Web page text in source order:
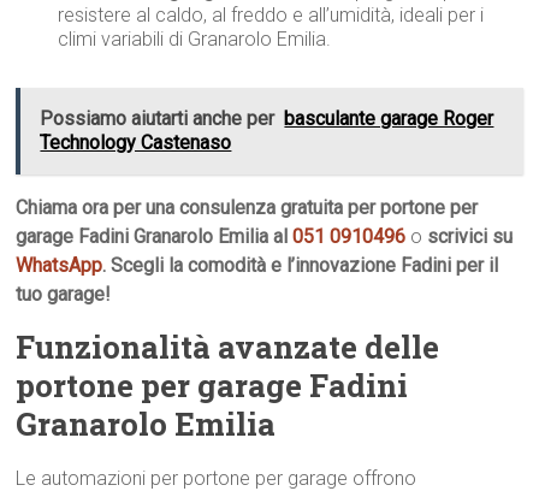
resistere al caldo, al freddo e all’umidità, ideali per i
climi variabili di Granarolo Emilia.
Possiamo aiutarti anche per basculante garage Roger
Technology Castenaso
Chiama ora per una consulenza gratuita per portone per
garage Fadini Granarolo Emilia al051 0910496 o scrivici su
WhatsApp. Scegli la comodità e l’innovazione Fadini per il
tuo garage!
Funzionalità avanzate delle
portone per garage Fadini
Granarolo Emilia
Le automazioni per portone per garage offrono